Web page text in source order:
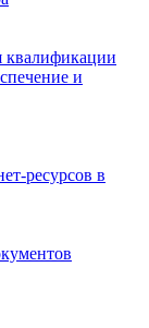
и
ресурсов в